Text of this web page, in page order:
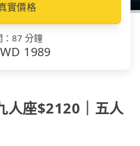
實價格
： 87 分鐘
1989
人座$2120｜五人